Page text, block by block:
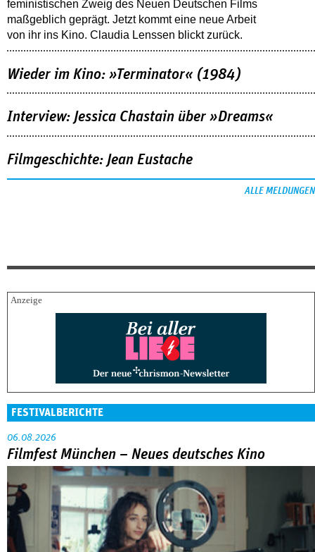
feministischen Zweig des Neuen Deutschen Films
maßgeblich geprägt. Jetzt kommt eine neue Arbeit
von ihr ins Kino. Claudia Lenssen blickt zurück.
Wieder im Kino: »Terminator« (1984)
Interview: Jessica Chastain über »Dreams«
Filmgeschichte: Jean Eustache
ALLE MELDUNGEN
FESTIVALBERICHTE
06.08.2026
Filmfest München – Neues deutsches Kino